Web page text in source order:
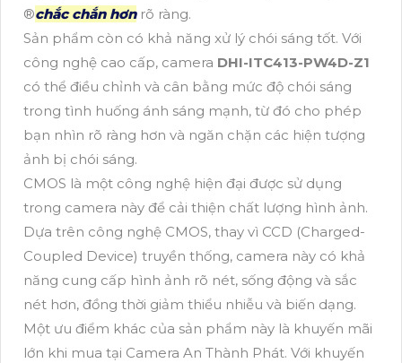
®️chắc chắn hơnrõ ràng.
Sản phẩm còn có khả năng xử lý chói sáng tốt. Với
công nghệ cao cấp, camera DHI-ITC413-PW4D-Z1
có thể điều chỉnh và cân bằng mức độ chói sáng
trong tình huống ánh sáng mạnh, từ đó cho phép
bạn nhìn rõ ràng hơn và ngăn chặn các hiện tượng
ảnh bị chói sáng.
CMOS là một công nghệ hiện đại được sử dụng
trong camera này để cải thiện chất lượng hình ảnh.
Dựa trên công nghệ CMOS, thay vì CCD (Charged-
Coupled Device) truyền thống, camera này có khả
năng cung cấp hình ảnh rõ nét, sống động và sắc
nét hơn, đồng thời giảm thiểu nhiễu và biến dạng.
Một ưu điểm khác của sản phẩm này là khuyến mãi
lớn khi mua tại Camera An Thành Phát. Với khuyến